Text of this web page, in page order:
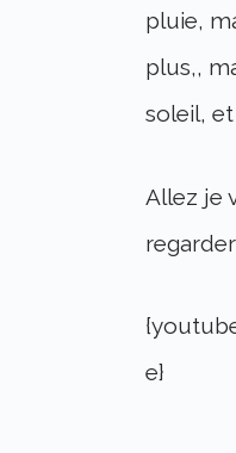
pluie,
plus,,
soleil,
Allez je
e}